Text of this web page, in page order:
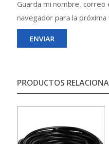
Guarda mi nombre,
navegador para la
PRODUCTOS